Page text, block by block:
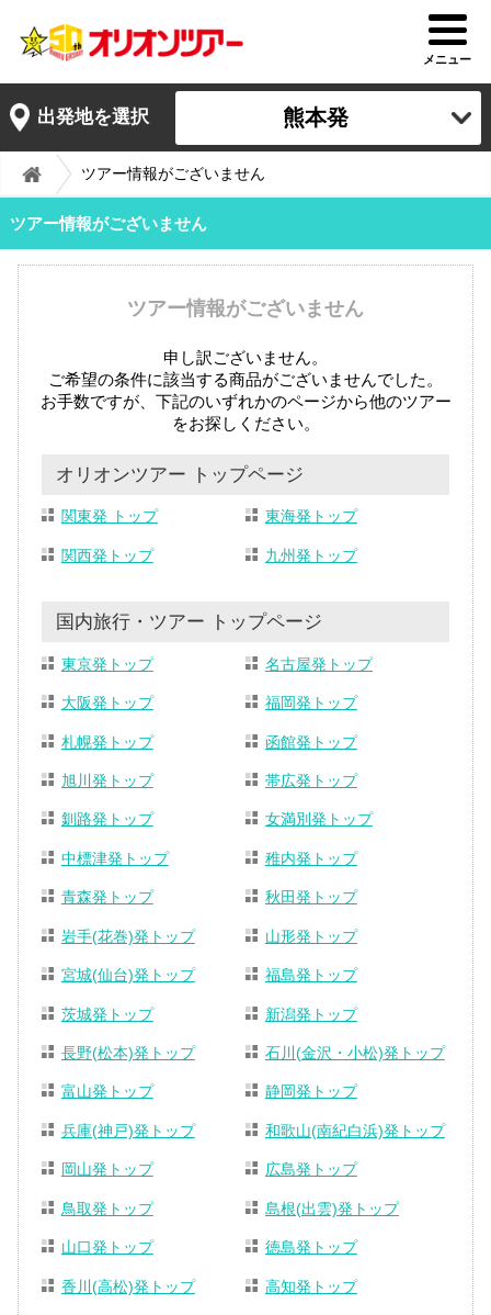
メニュー
出発地を選択 熊本発
ツアー情報がございません
ツアー情報がございません
ツアー情報がございません
申し訳ございません。
ご希望の条件に該当する商品がございませんでした。
お手数ですが、下記のいずれかのページから他のツアー
をお探しください。
オリオンツアー トップページ
関東発 トップ 東海発トップ
関西発トップ 九州発トップ
国内旅行・ツアー トップページ
東京発トップ 名古屋発トップ
大阪発トップ 福岡発トップ
札幌発トップ 函館発トップ
旭川発トップ 帯広発トップ
釧路発トップ 女満別発トップ
中標津発トップ 稚内発トップ
青森発トップ 秋田発トップ
岩手(花巻)発トップ 山形発トップ
宮城(仙台)発トップ 福島発トップ
茨城発トップ 新潟発トップ
長野(松本)発トップ 石川(金沢・小松)発トップ
富山発トップ 静岡発トップ
兵庫(神戸)発トップ 和歌山(南紀白浜)発トップ
岡山発トップ 広島発トップ
鳥取発トップ 島根(出雲)発トップ
山口発トップ 徳島発トップ
香川(高松)発トップ 高知発トップ